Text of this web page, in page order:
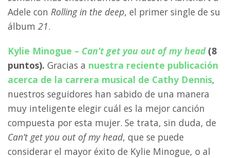
Adele con Rolling in the deep, el primer single de su
álbum 21.
Kylie Minogue – Can’t get you out of my head(8
puntos). Gracias a nuestra reciente publicación
acerca de la carrera musical de Cathy Dennis,
nuestros seguidores han sabido de una manera
muy inteligente elegir cuál es la mejor canción
compuesta por esta mujer. Se trata, sin duda, de
Can’t get you out of my head, que se puede
considerar el mayor éxito de Kylie Minogue, o al